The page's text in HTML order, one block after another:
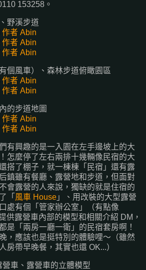
野溪步道
個風車）、森林步道俯瞰園區
的步道地圖
有興趣的是一入園在左手邊坡上的大
怎麼停了左右兩排十幾輛像民宿的大
搭了棚子，就一棟棟「民宿」還有露
鎮雖有餐廳、露營地和步道，但面對
會露營的人來說，獨缺的就是住宿的
「 風車 House 」、用改裝的大型露營
處有個「管家辦公室」（有點像
供露營車內部的模型和相關介紹 DM，
是「兩房一廳一衛」的民宿套房啊！
，應該也是挺特別的體驗哩～（雖然
房帶早晚餐，其實也還 OK...）
車、露營車的立體模型